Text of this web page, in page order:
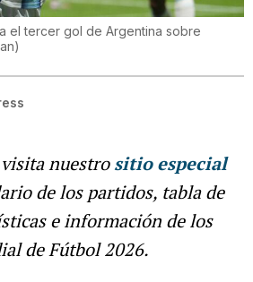
el tercer gol de Argentina sobre
)
visita nuestrositio especial
de los partidos, tabla de
e información de los
de Fútbol 2026.